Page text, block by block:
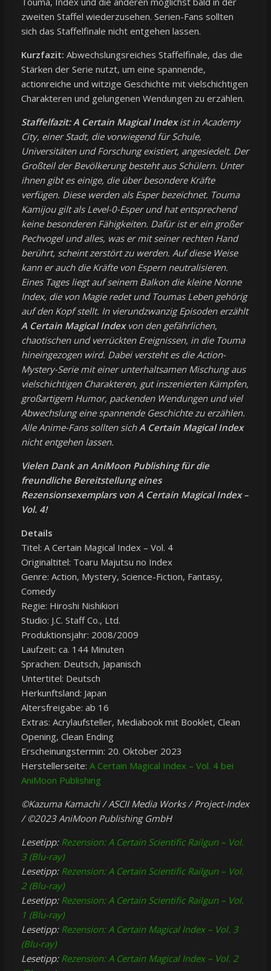
zweiten Staffel wiederzusehen. Serien-Fans sollten
sich das Staffelfinale nicht entgehen lassen.
Kurzfazit: Abwechslungsreiches Staffelfinale, das die
Stärken der Serie nutzt, um eine spannende,
actionreiche und witzige Geschichte mit vielschichtigen
Charakteren und gelungenen Wendungen zu erzählen.
Staffelfazit: A Certain Magical Indexist in Academy
City, einer Stadt, die vorwiegend für Schule,
Universitäten und Forschung existiert, angesiedelt. Der
Großteil der Bevölkerung besteht aus Schülern. Unter
ihnen gibt es einige, die über besondere Kräfte
verfügen. Diese werden als Esper bezeichnet. Touma
Kamijou gilt als Level-0-Esper und hat entsprechend
keine besonderen Fähigkeiten. Dafür ist er ein großer
Pechvogel und alles, was er mit seiner rechten Hand
berührt, scheint zerstört zu werden. Auf diese Weise
kann er auch die Kräfte von Espern neutralisieren.
Eines Tages liegt auf seinem Balkon die kleine Nonne
Index, die von Magie redet und Toumas Leben gehörig
auf den Kopf stellt. In vierundzwanzig Episoden erzählt
A Certain Magical Indexvon den gefährlichen,
chaotischen und verrückten Ereignissen, in die Touma
hineingezogen wird. Dabei versteht es die Action-
Mystery-Serie mit einer unterhaltsamen Mischung aus
vielschichtigen Charakteren, gut inszenierten Kämpfen,
großartigem Humor, packenden Wendungen und viel
Abwechslung eine spannende Geschichte zu erzählen.
Alle Anime-Fans sollten sich A Certain Magical Index
nicht entgehen lassen.
Vielen Dank an AniMoon Publishing für die
freundliche Bereitstellung eines
Rezensionsexemplars von A Certain Magical Index –
Vol. 4!
Details
Titel: A Certain Magical Index – Vol. 4
Originaltitel: Toaru Majutsu no Index
Genre: Action, Mystery, Science-Fiction, Fantasy,
Comedy
Regie: Hiroshi Nishikiori
Studio: J.C. Staff Co., Ltd.
Produktionsjahr: 2008/2009
Laufzeit: ca. 144 Minuten
Sprachen: Deutsch, Japanisch
Untertitel: Deutsch
Herkunftsland: Japan
Altersfreigabe: ab 16
Extras: Acrylaufsteller, Mediabook mit Booklet, Clean
Opening, Clean Ending
Erscheinungstermin: 20. Oktober 2023
Herstellerseite: A Certain Magical Index – Vol. 4 bei
AniMoon Publishing
©Kazuma Kamachi / ASCII Media Works / Project-Index
/ ©2023 AniMoon Publishing GmbH
Lesetipp: Rezension: A Certain Scientific Railgun – Vol.
3 (Blu-ray)
Lesetipp: Rezension: A Certain Scientific Railgun – Vol.
2 (Blu-ray)
Lesetipp: Rezension: A Certain Scientific Railgun – Vol.
1 (Blu-ray)
Lesetipp: Rezension: A Certain Magical Index – Vol. 3
(Blu-ray)
Lesetipp: Rezension: A Certain Magical Index – Vol. 2